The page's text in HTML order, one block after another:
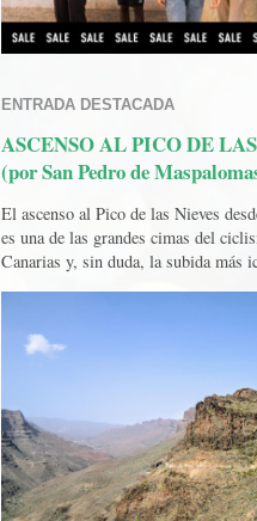
ENTRADA DESTACADA
ASCENSO AL PICO DE
(por San Pedro de
El ascenso al Pico de las Nieves
es una de las grandes cimas del
Canarias y, sin duda, la subida más